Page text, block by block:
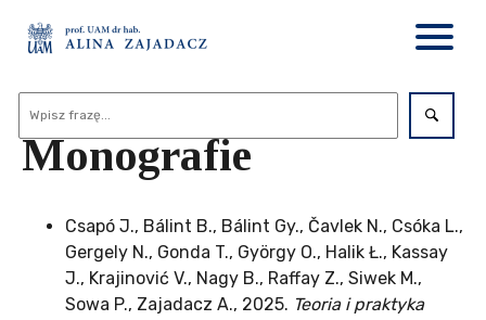
Monografie
Csapó J., Bálint B., Bálint Gy., Čavlek N., Csóka L.,
Gergely N., Gonda T., György O., Halik Ł., Kassay
J., Krajinović V., Nagy B., Raffay Z., Siwek M.,
Sowa P., Zajadacz A., 2025. Teoria i praktyka